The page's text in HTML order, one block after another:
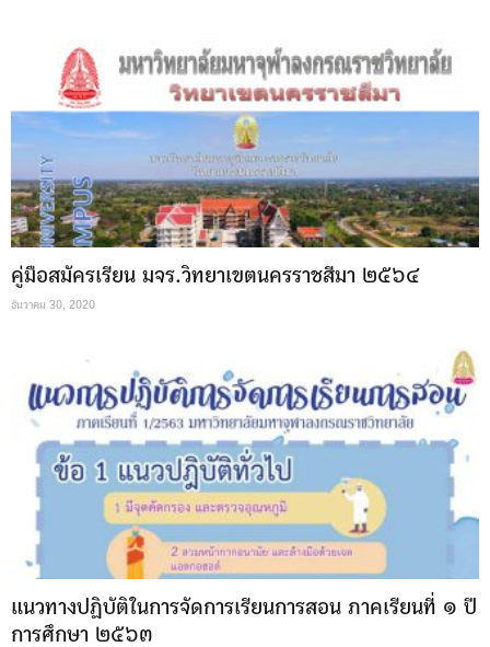
คู่มือสมัครเรียน มจร.วิทยาเขตนครราชสีมา ๒๕๖๔
ธันวาคม 30, 2020
แนวทางปฏิบัติในการจัดการเรียนการสอน ภาคเรียนที่ ๑ ปี
การศึกษา ๒๕๖๓